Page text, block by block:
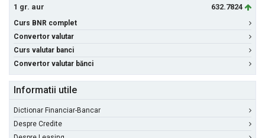
1 gr. aur
632.7824
Curs BNR complet
Convertor valutar
Curs valutar banci
Convertor valutar bănci
Informatii utile
Dictionar Financiar-Bancar
Despre Credite